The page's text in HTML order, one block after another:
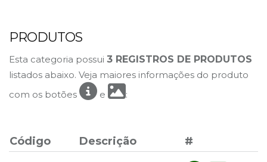
PRODUTOS
Esta categoria possui 3 REGISTROS DE PRODUTOS
listados abaixo. Veja maiores informações do produto
com os botões
e :
Código Descrição #